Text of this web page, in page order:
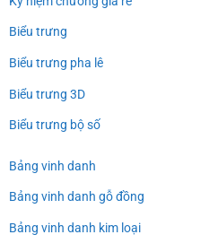
Biểu trưng
Biểu trưng pha lê
Biểu trưng 3D
Biểu trưng bộ số
Bảng vinh danh
Bảng vinh danh gỗ đồng
Bảng vinh danh kim loại